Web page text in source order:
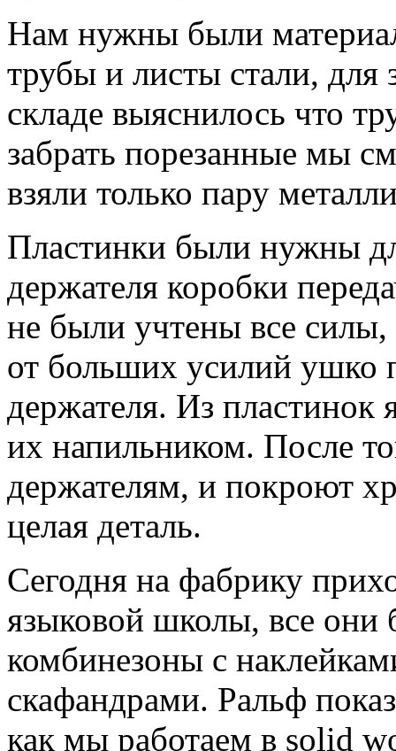
Нам нужны были
трубы и листы стали, для
складе выяснилось что
забрать порезанные мы
взяли только пару
Пластинки были нужны
держателя коробки
не были учтены все силы,
от больших усилий ушко
держателя. Из пластинок
их напильником. После
держателям, и покроют
целая деталь.
Сегодня на фабрику
языковой школы, все они
комбинезоны с
скафандрами. Ральф
как мы работаем в solid